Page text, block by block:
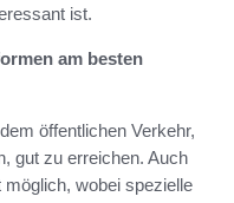
ist.
am besten
öffentlichen Verkehr,
gut zu erreichen. Auch
möglich, wobei spezielle